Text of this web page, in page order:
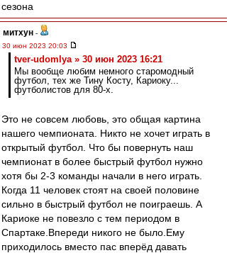
сезона
митхун -
30 июн 2023 20:03
tver-udomlya » 30 июн 2023 16:21
Мы вообще любим немного старомодный
футбол, тех же Тину Косту, Кариоку...
футболистов для 80-х.
Это не совсем любовь, это общая картина
нашего чемпионата. Никто не хочет играть в
открытый футбол. Что бы повернуть наш
чемпионат в более быстрый футбол нужно
хотя бы 2-3 команды начали в него играть.
Когда 11 человек стоят на своей половине
сильно в быстрый футбол не поиграешь. А
Кариоке не повезло с тем периодом в
Спартаке.Впереди никого не было.Ему
приходилось вместо пас вперёд давать